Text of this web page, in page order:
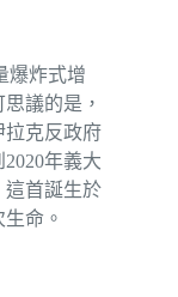
爆炸式增
議的是，
拉克反政府
年義大
這首誕生於
命。